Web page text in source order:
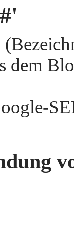
dem